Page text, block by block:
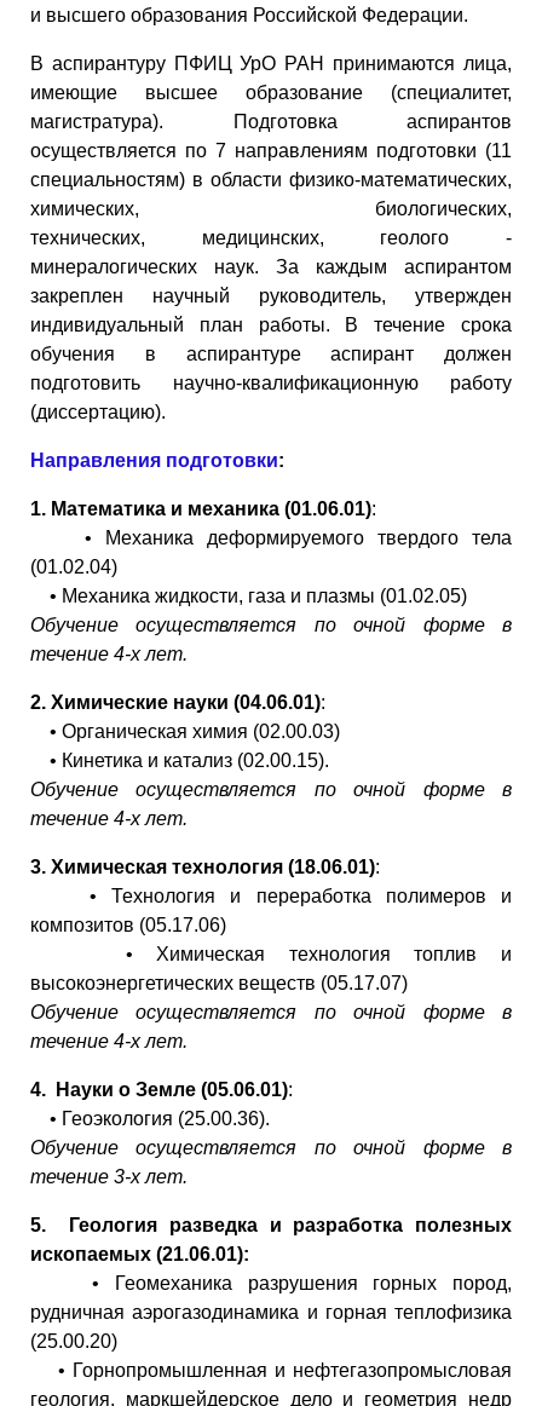
и высшего образования Российской Федерации.
В аспирантуру ПФИЦ УрО РАН принимаются лица,
имеющие высшее образование (специалитет,
магистратура).
Подготовка аспирантов
осуществляется по 7 направлениям подготовки (11
специальностям) в области физико-математических,
химических, биологических,
технических, медицинских, геолого -
минералогических наук. За каждым аспирантом
закреплен научный руководитель, утвержден
индивидуальный план работы. В течение срока
обучения в аспирантуре аспирант должен
подготовить научно-квалификационную работу
(диссертацию).
Направления подготовки:
1. Математика и механика (01.06.01):
• Механика деформируемого твердого тела
(01.02.04)
• Механика жидкости, газа и плазмы (01.02.05)
Обучение осуществляется по очной форме в
течение 4-х лет.
2. Химические науки (04.06.01):
• Органическая химия (02.00.03)
• Кинетика и катализ (02.00.15).
Обучение осуществляется по очной форме в
течение 4-х лет.
3. Химическая технология (18.06.01):
• Технология и переработка полимеров и
композитов (05.17.06)
• Химическая технология топлив и
высокоэнергетических веществ (05.17.07)
Обучение осуществляется по очной форме в
течение 4-х лет.
4. Науки о Земле (05.06.01):
• Геоэкология (25.00.36).
Обучение осуществляется по очной форме в
течение 3-х лет.
5.
Геология разведка и разработка полезных
ископаемых (21.06.01):
• Геомеханика разрушения горных пород,
рудничная аэрогазодинамика и горная теплофизика
(25.00.20)
• Горнопромышленная и нефтегазопромысловая
геология, маркшейдерское дело и геометрия недр